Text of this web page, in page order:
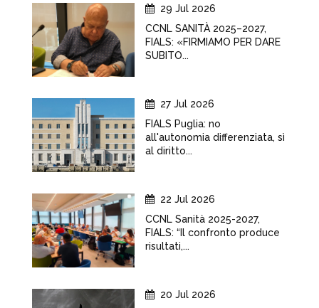
29 Jul 2026
CCNL SANITÀ 2025–2027,
FIALS: «FIRMIAMO PER DARE
SUBITO...
27 Jul 2026
FIALS Puglia: no
all'autonomia differenziata, sì
al diritto...
22 Jul 2026
CCNL Sanità 2025-2027,
FIALS: “Il confronto produce
risultati,...
20 Jul 2026